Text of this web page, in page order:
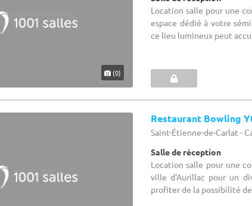
(0)
Location salle pour une
espace dédié à votre
ce lieu lumineux peut
Restaurant Bowling
Saint-Étienne-de-Carlat -
Salle de réception
Location salle pour une
ville d'Aurillac pour un
profiter de la possibilité